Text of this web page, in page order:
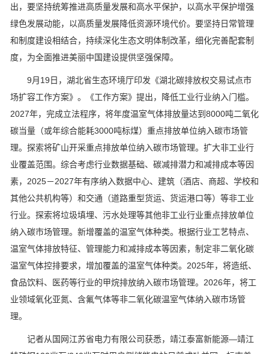
出，要坚持统筹推进高质量发展和高水平保护，以高水平保护增强
绿色发展动能，以高质量发展降低资源环境代价。要坚持日常管理
和制度建设相结合，持续深化生态文明体制改革，细化完善配套制
度，为全面推进美丽中国建设提供坚强保障。
9月19日，湖北省生态环境厅印发《湖北碳排放权交易试点市
场扩容工作方案》。《工作方案》提出，降低工业行业纳入门槛。
2027年，完成立法程序，将年度温室气体排放量达到8000吨二氧化
碳当量（或年综合能耗3000吨标煤）重点排放单位纳入碳市场管
理。探索将矿山开采重点排放单位纳入碳市场管理。扩大非工业行
业覆盖范围。综合考虑行业数据基础、碳减排潜力和减排成本等因
素，2025－2027年有序纳入数据中心、建筑（酒店、商超、学校和
其他公共机构等）和交通（道路重型货运、货运港口等）等非工业
行业。探索将垃圾填埋、污水处理等其他非工业行业重点排放单位
纳入碳市场管理。新增覆盖的温室气体种类。根据行业工艺特点、
温室气体排放特征、管理能力和减排成本等因素，制定非二氧化碳
温室气体控排要求，增加覆盖的温室气体种类。2025年，将造纸、
食品饮料、医药等行业的甲烷排放纳入碳市场管理。2026年，将工
业领域氧化亚氮、含氟气体等非二氧化碳温室气体纳入碳市场管
理。
记者从国网江苏省电力有限公司获悉，靖江泰富新能源—靖江